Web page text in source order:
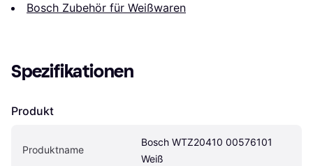
Bosch Zubehör für Weißwaren
Spezifikationen
Produkt
Produktname
Bosch WTZ20410 00576101
Weiß